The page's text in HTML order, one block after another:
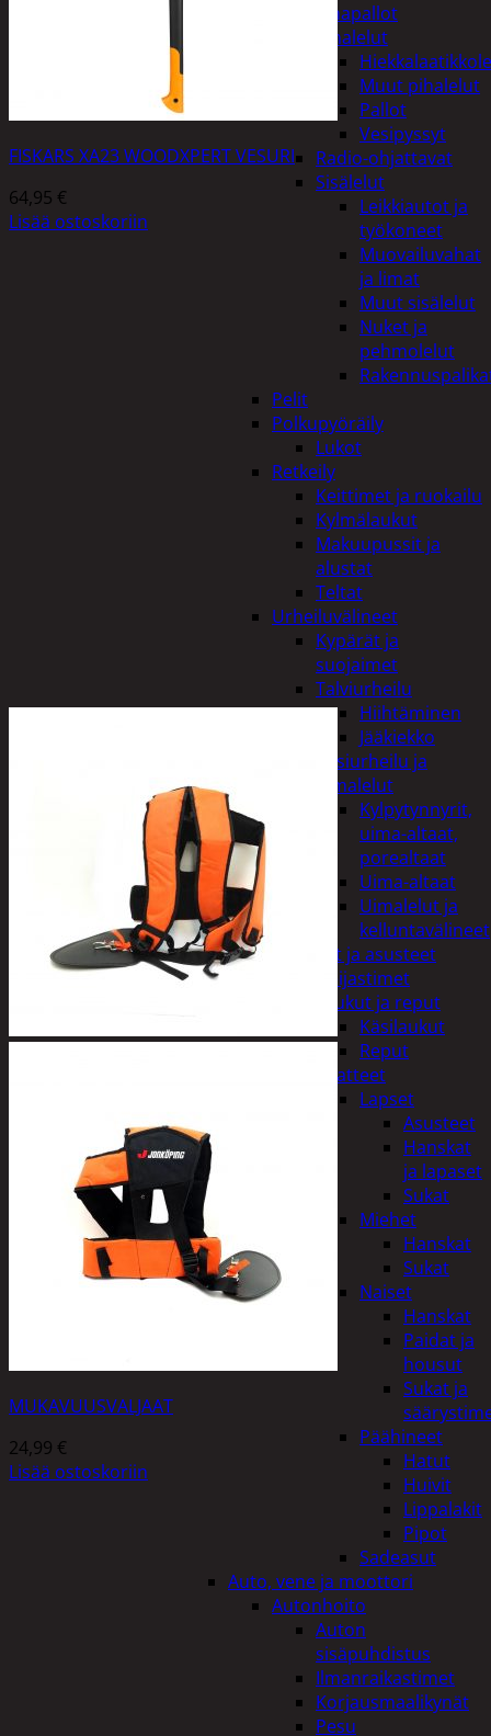
Ilmapallot
Pihalelut
Muut pihalelut
Pallot
Vesipyssyt
Radio-ohjattavat
Sisälelut
Leikkiautot ja
työkoneet
Muovailuvahat
ja limat
Muut sisälelut
Nuket ja
pehmolelut
Pelit
Polkupyöräily
Lukot
Retkeily
Keittimet ja ruokailu
Kylmälaukut
Makuupussit ja
alustat
Teltat
Urheiluvälineet
Kypärät ja
suojaimet
Talviurheilu
Hiihtäminen
Jääkiekko
Vesiurheilu ja
uimalelut
Kylpytynnyrit,
uima-altaat,
porealtaat
Uima-altaat
Uimalelut ja
kelluntavälineet
Vaatteet ja asusteet
Heijastimet
Laukut ja reput
Käsilaukut
Reput
Vaatteet
Lapset
Asusteet
Hanskat
ja lapaset
Sukat
Miehet
Hanskat
Sukat
Naiset
Hanskat
Paidat ja
housut
Sukat ja
Päähineet
Hatut
Huivit
Lippalakit
Pipot
Sadeasut
Auto, vene ja moottori
Autonhoito
Auton
sisäpuhdistus
Ilmanraikastimet
Korjausmaalikynät
Pesu
FISKARS XA23 WOODXPERT VESURI
64,95 €
Lisää ostoskoriin
MUKAVUUSVALJAAT
24,99 €
Lisää ostoskoriin